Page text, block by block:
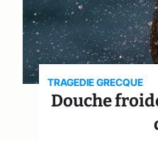
TRAGEDIE GRECQUE
Douche